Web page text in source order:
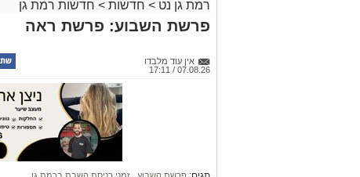
זמני כניסת השבת ברמת גן
כניסת השבת ברמת גן 19:10 | יציאת השבת ברמת גן 20:11